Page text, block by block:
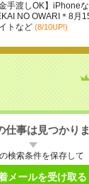
手渡しOK】iPhone
NO OWARI＊8月
トなど (8/10UP!)
仕事は見つかり
検索条件を保存して
メールを受け取る